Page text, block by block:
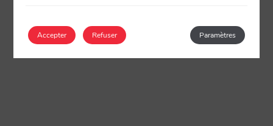
Accepter Paramètres
Refuser